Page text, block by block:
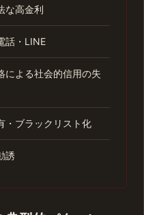
な高金利
話・LINE
による社会的信用の失
・ブラックリスト化
誘